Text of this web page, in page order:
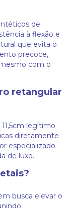
de
à flexão e
que evita o
precoce,
com o
retangular
legítimo
diretamente
especializado
de luxo.
busca elevar o